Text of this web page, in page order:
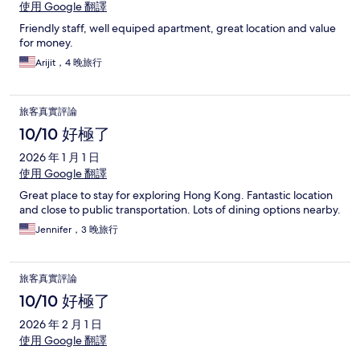
使用 Google 翻譯
Friendly staff, well equiped apartment, great location and value
for money.
Arijit，4 晚旅行
旅客真實評論
10/10 好極了
2026 年 1 月 1 日
使用 Google 翻譯
Great place to stay for exploring Hong Kong. Fantastic location
and close to public transportation. Lots of dining options nearby.
Jennifer，3 晚旅行
旅客真實評論
10/10 好極了
2026 年 2 月 1 日
使用 Google 翻譯